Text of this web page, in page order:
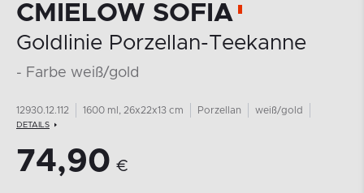
CMIELOW SOFIA
Goldlinie Porzellan-Teekanne
- Farbe weiß/gold
12930.12.112 1600 ml, 26x22x13 cm Porzellan weiß/gold
DETAILS
74,90 €